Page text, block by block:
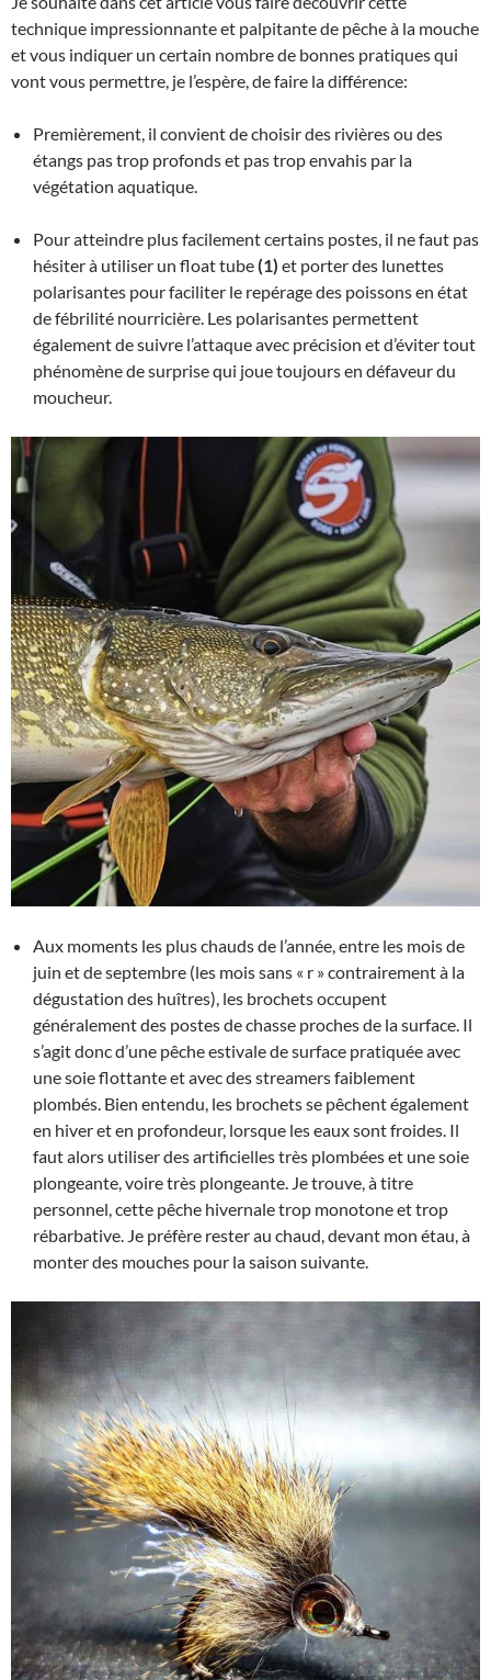
technique impressionnante et palpitante de pêche à la mouche
et vous indiquer un certain nombre de bonnes pratiques qui
vont vous permettre, je l’espère, de faire la différence:
Premièrement, il convient de choisir des rivières ou des
étangs pas trop profonds et pas trop envahis par la
végétation aquatique.
Pour atteindre plus facilement certains postes, il ne faut pas
hésiter à utiliser un float tube(1) et porter des lunettes
polarisantes pour faciliter le repérage des poissons en état
de fébrilité nourricière. Les polarisantes permettent
également de suivre l’attaque avec précision et d’éviter tout
phénomène de surprise qui joue toujours en défaveur du
moucheur.
Aux moments les plus chauds de l’année, entre les mois de
juin et de septembre (les mois sans « r » contrairement à la
dégustation des huîtres), les brochets occupent
généralement des postes de chasse proches de la surface. Il
s’agit donc d’une pêche estivale de surface pratiquée avec
une soie flottante et avec des streamers faiblement
plombés. Bien entendu, les brochets se pêchent également
en hiver et en profondeur, lorsque les eaux sont froides. Il
faut alors utiliser des artificielles très plombées et une soie
plongeante, voire très plongeante. Je trouve, à titre
personnel, cette pêche hivernale trop monotone et trop
rébarbative. Je préfère rester au chaud, devant mon étau, à
monter des mouches pour la saison suivante.